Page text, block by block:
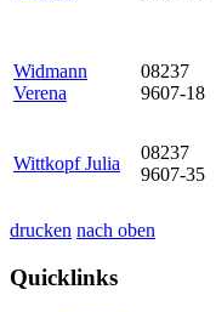
Widmann
Verena
08237
9607-18
Wittkopf Julia
08237
9607-35
drucken nach oben
Quicklinks